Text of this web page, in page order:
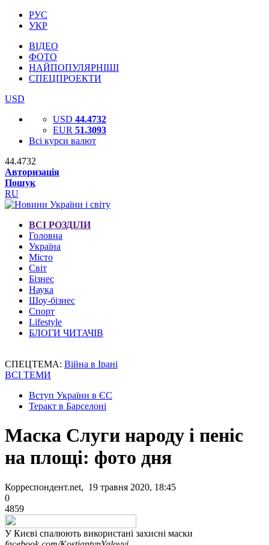
РУС
УКР
ВІДЕО
ФОТО
НАЙПОПУЛЯРНІШІ
СПЕЦПРОЕКТИ
USD
USD 44.4732
EUR 51.3093
Всі курси валют
44.4732
Авторизація
Пошук
RU
ВСІ РОЗДІЛИ
Головна
Україна
Місто
Світ
Бізнес
Наука
Шоу-бізнес
Спорт
Lifestyle
БЛОГИ ЧИТАЧІВ
СПЕЦТЕМА: Війна в Ірані
ВСІ ТЕМИ
Вступ України в ЄС
Теракт в Барселоні
Маска Слуги народу і пеніс
на площі: фото дня
Корреспондент.net, 19 травня 2020, 18:45
0
4859
У Києві спалюють використані захисні маски